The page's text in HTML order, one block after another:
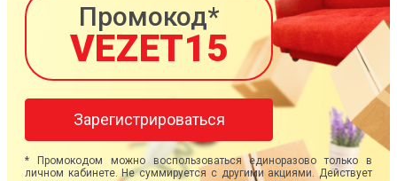
Промокод*
VEZET15
Зарегистрироваться
* Промокодом можно воспользоваться единоразово только в
личном кабинете. Не суммируется с другими акциями. Действует